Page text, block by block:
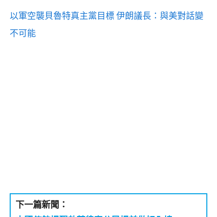
以軍空襲貝魯特真主黨目標 伊朗議長：與美對話變
不可能
下一篇新聞：